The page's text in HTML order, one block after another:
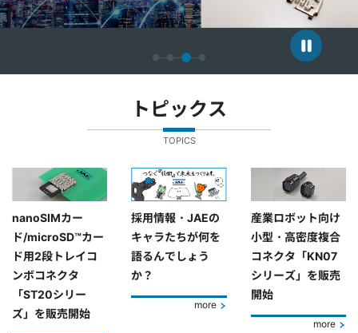
トピックス
TOPICS
nanoSIMカー
ド/microSD™カー
ド用2段トレイコ
ンボコネクタ
「ST20シリー
ズ」を販売開始
採用情報・JAEの
キャラたちが何を
語るんでしょう
か？
more
産業ロボット向け
小型・高密度複合
コネクタ「KN07
シリーズ」を販売
開始
more